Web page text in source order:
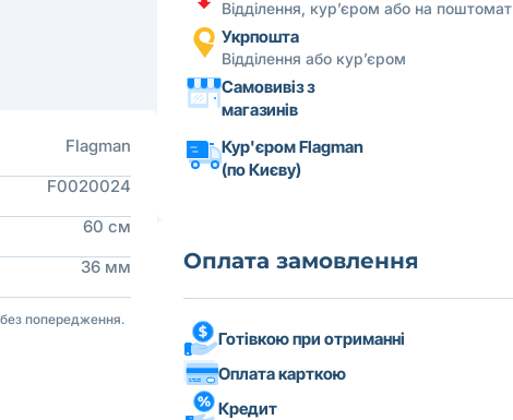
Flagman
F0020024
60 см
36 мм
попередження.
Відділення, кур’єром або на поштомат
Укрпошта
Відділення або кур’єром
Самовивіз з
магазинів
Кур'єром Flagman
(по Києву)
Оплата замовлення
Готівкою при отриманні
Оплата карткою
Кредит